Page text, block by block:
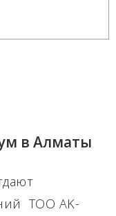
в Алматы
TOO AK-